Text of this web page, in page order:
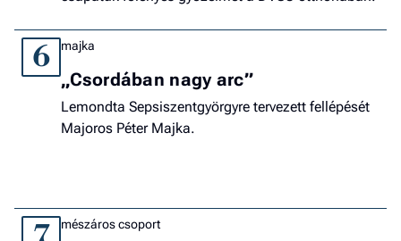
6 majka
„Csordában nagy arc”
Lemondta Sepsiszentgyörgyre tervezett fellépését
Majoros Péter Majka.
mészáros csoport